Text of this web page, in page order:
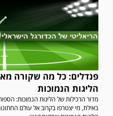
פנדלים: כל מה שקורה
הליגות הנמוכות
מדור הרכילות של הליגות הנמוכות:
באילת, מי יצטרפו בקרוב אל עולם